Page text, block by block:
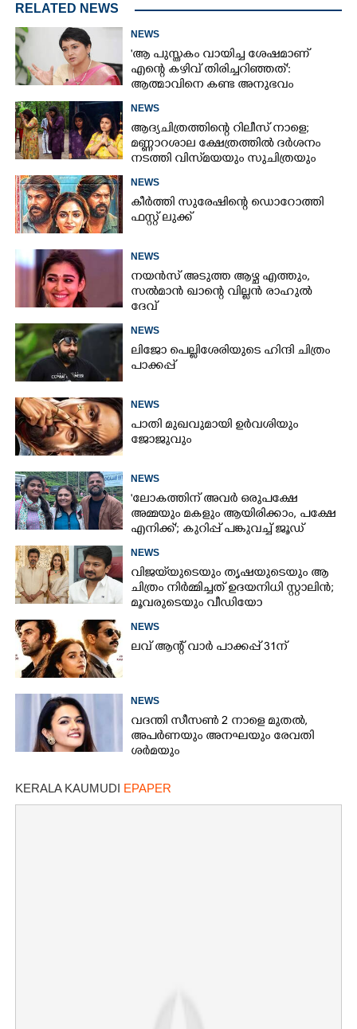
RELATED NEWS
NEWS
'ആ പുസ്തകം വായിച്ച ശേഷമാണ്
എന്റെ കഴിവ് തിരിച്ചറിഞ്ഞത്':
ആത്മാവിനെ കണ്ട അനുഭവം
NEWS
ആദ്യചിത്രത്തിന്റെ റിലീസ് നാളെ;
മണ്ണാറശാല ക്ഷേത്രത്തിൽ ദർശനം
നടത്തി വിസ്‌മയയും സുചിത്രയും
NEWS
കീർത്തി സുരേഷിന്റെ ഡൊറോത്തി
ഫസ്റ്റ് ലുക്ക്
NEWS
നയൻസ് അടുത്ത ആഴ്ച എത്തും,
സൽമാൻ ഖാന്റെ വില്ലൻ രാഹുൽ
ദേവ്
NEWS
ലിജോ പെല്ലിശേരിയുടെ ഹിന്ദി ചിത്രം
പാക്കപ്പ്
NEWS
പാതി മുഖവുമായി ഉർവശിയും
ജോജുവും
NEWS
'ലോകത്തിന് അവർ ഒരുപക്ഷേ
അമ്മയും മകളും ആയിരിക്കാം, പക്ഷേ
എനിക്ക്'; കുറിപ്പ് പങ്കുവച്ച് ജൂഡ്
NEWS
വിജയ്‌യുടെയും തൃഷയുടെയും ആ
ചിത്രം നിർമ്മിച്ചത് ഉദയനിധി സ്റ്റാലിൻ;
മൂവരുടെയും വീഡിയോ
NEWS
ലവ് ആന്റ് വാർ പാക്കപ്പ് 31ന്
NEWS
വദന്തി സീസൺ 2 നാളെ മുതൽ,
അപർണയും അനഘയും രേവതി
ശർമയും
KERALA KAUMUDI EPAPER